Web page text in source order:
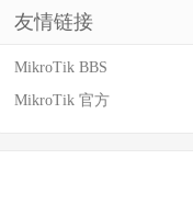
友情链接
MikroTik BBS
MikroTik 官方